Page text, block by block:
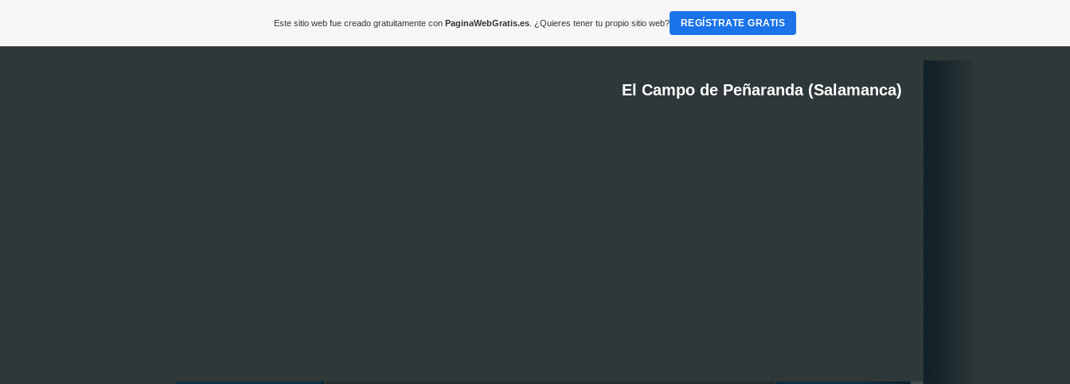
El Campo de Peñaranda (Salamanca)
Este sitio web fue creado gratuitamente con PaginaWebGratis.es. ¿Quieres tener tu propio sitio web? REGÍSTRATE GRATIS